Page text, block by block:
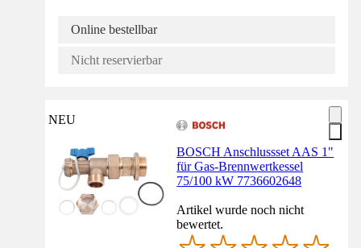
Online bestellbar
Nicht reservierbar
NEU
BOSCH Anschlussset AAS 1"
für Gas-Brennwertkessel
75/100 kW 7736602648
Artikel wurde noch nicht
bewertet.